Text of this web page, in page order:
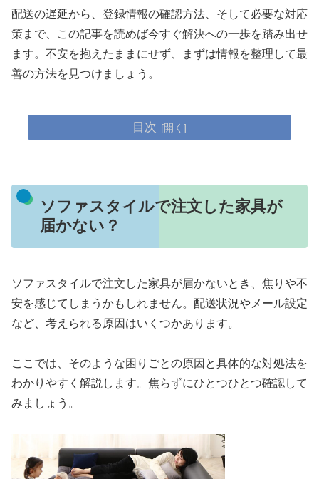
配送の遅延から、登録情報の確認方法、そして必要な対応
策まで、この記事を読めば今すぐ解決への一歩を踏み出せ
ます。不安を抱えたままにせず、まずは情報を整理して最
善の方法を見つけましょう。
目次
ソファスタイルで注文した家具が
届かない？
ソファスタイルで注文した家具が届かないとき、焦りや不
安を感じてしまうかもしれません。配送状況やメール設定
など、考えられる原因はいくつかあります。
ここでは、そのような困りごとの原因と具体的な対処法を
わかりやすく解説します。焦らずにひとつひとつ確認して
みましょう。